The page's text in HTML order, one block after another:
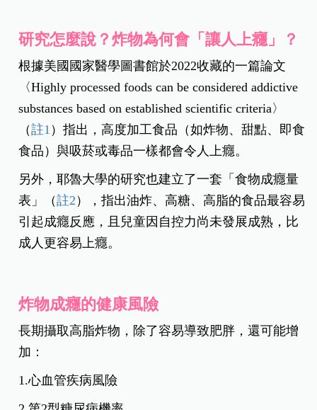
研究怎麼說？炸物為何會「讓人上癮」？
根據美國國家醫學圖書館於2022收藏的一篇論文
〈Highly processed foods can be considered addictive
substances based on established scientific criteria〉
（註1 ）指出，高度加工食品（如炸物、甜點、即食
食品）與吸菸或毒品一樣都會令人上癮。
另外，耶魯大學的研究也建立了一套「食物成癮量
表」（註2 ），指出油炸、高糖、高脂的食品最容易
引起成癮反應，且兒童因自控力尚未發展成熟，比
成人更容易上癮。
炸物成癮的健康風險
長期攝取高脂炸物，除了容易導致肥胖，還可能增
加：
1.心血管疾病風險